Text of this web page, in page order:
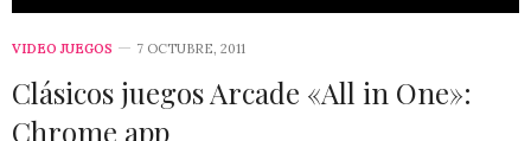
VIDEO JUEGOS 7 OCTUBRE, 2011
Clásicos juegos Arcade «All in One»:
Chrome app